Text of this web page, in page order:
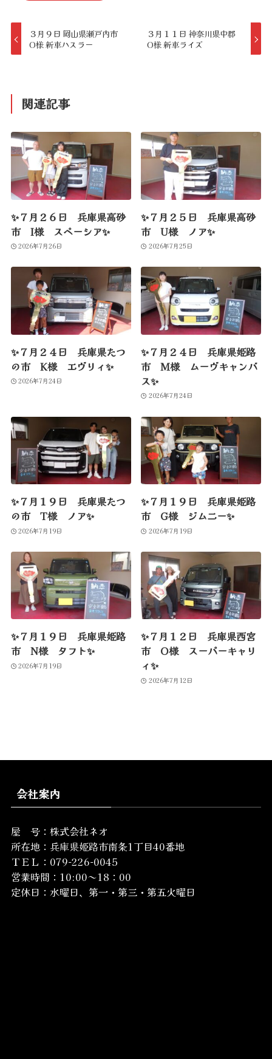
３月９日 岡山県瀬戸内市
O様 新車ハスラー
３月１１日 神奈川県中郡
O様 新車ライズ
関連記事
✨７月２６日 兵庫県高砂
市 I様 スペーシア✨
2026年7月26日
✨７月２５日 兵庫県高砂
市 U様 ノア✨
2026年7月25日
✨７月２４日 兵庫県たつ
の市 K様 エヴリィ✨
2026年7月24日
✨７月２４日 兵庫県姫路
市 M様 ムーヴキャンバ
ス✨
2026年7月24日
✨７月１９日 兵庫県たつ
の市 T様 ノア✨
2026年7月19日
✨７月１９日 兵庫県姫路
市 G様 ジムニー✨
2026年7月19日
✨７月１９日 兵庫県姫路
市 N様 タフト✨
2026年7月19日
✨７月１２日 兵庫県西宮
市 O様 スーパーキャリ
ィ✨
2026年7月12日
会社案内
屋 号：株式会社ネオ
所在地： 兵庫県姫路市南条1丁目40番地
ＴＥＬ：079-226-0045
営業時間：10:00～18：00
定休日：水曜日、第一・第三・第五火曜日